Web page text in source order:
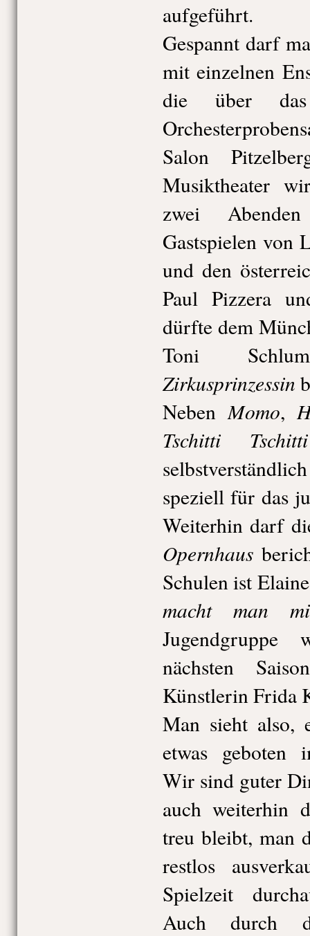
aufgeführt.
Gespannt darf
mit einzelnen
die über
Salon
Musiktheater
zwei
Gastspielen von
und den
Paul Pizzera
dürfte dem
Toni
Zirkusprinzessin
NebenMomo,
Tschitti
speziell für das
Weiterhin darf
Opernhaus
Schulen ist
macht man
nächsten
Künstlerin Frida
Man sieht also,
etwas geboten
Wir sind guter
auch weiterhin
treu bleibt, man
restlos
Spielzeit
Auch durch